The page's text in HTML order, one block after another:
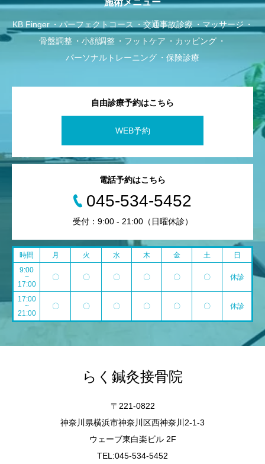
施術メニュー
KB Finger パーフェクトコース 交通事故診療
マッサージ
骨盤調整
小顔調整 フットケア
カッピング
パーソナルトレーニング
保険診療
自由診療予約はこちら
WEB予約
電話予約はこちら
045-534-5452
受付：9:00 - 21:00（日曜休診）
時間 月 火 水 木 金 土
日
9:00
~
17:00
〇 〇 〇 〇 〇 〇 休診
17:00
~
21:00
〇 〇 〇 〇 〇 〇 休診
らく鍼灸接骨院
〒221-0822
神奈川県横浜市神奈川区西神奈川2-1-3
ウェーブ東白楽ビル 2F
TEL:045-534-5452